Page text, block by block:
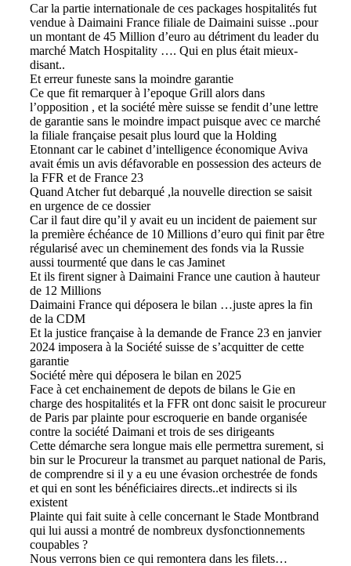
Car la partie internationale de ces packages hospitalités fut
vendue à Daimaini France filiale de Daimaini suisse ..pour
un montant de 45 Million d’euro au détriment du leader du
marché Match Hospitality …. Qui en plus était mieux-
disant..
Et erreur funeste sans la moindre garantie
Ce que fit remarquer à l’epoque Grill alors dans
l’opposition , et la société mère suisse se fendit d’une lettre
de garantie sans le moindre impact puisque avec ce marché
la filiale française pesait plus lourd que la Holding
Etonnant car le cabinet d’intelligence économique Aviva
avait émis un avis défavorable en possession des acteurs de
la FFR et de France 23
Quand Atcher fut debarqué ,la nouvelle direction se saisit
en urgence de ce dossier
Car il faut dire qu’il y avait eu un incident de paiement sur
la première échéance de 10 Millions d’euro qui finit par être
régularisé avec un cheminement des fonds via la Russie
aussi tourmenté que dans le cas Jaminet
Et ils firent signer à Daimaini France une caution à hauteur
de 12 Millions
Daimaini France qui déposera le bilan …juste apres la fin
de la CDM
Et la justice française à la demande de France 23 en janvier
2024 imposera à la Société suisse de s’acquitter de cette
garantie
Société mère qui déposera le bilan en 2025
Face à cet enchainement de depots de bilans le Gie en
charge des hospitalités et la FFR ont donc saisit le procureur
de Paris par plainte pour escroquerie en bande organisée
contre la société Daimani et trois de ses dirigeants
Cette démarche sera longue mais elle permettra surement, si
bin sur le Procureur la transmet au parquet national de Paris,
de comprendre si il y a eu une évasion orchestrée de fonds
et qui en sont les bénéficiaires directs..et indirects si ils
existent
Plainte qui fait suite à celle concernant le Stade Montbrand
qui lui aussi a montré de nombreux dysfonctionnements
coupables ?
Nous verrons bien ce qui remontera dans les filets…